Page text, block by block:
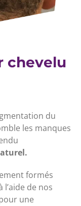
chevelu
du
les manques
formés
l’aide de nos
une